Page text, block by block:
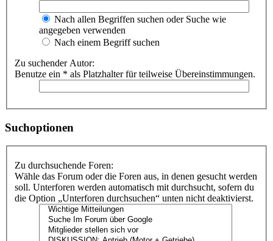
Nach allen Begriffen suchen oder Suche wie
angegeben verwenden
Nach einem Begriff suchen
Zu suchender Autor:
Benutze ein * als Platzhalter für teilweise Übereinstimmungen.
Suchoptionen
Zu durchsuchende Foren:
Wähle das Forum oder die Foren aus, in denen gesucht werden
soll. Unterforen werden automatisch mit durchsucht, sofern du
die Option „Unterforen durchsuchen“ unten nicht deaktivierst.